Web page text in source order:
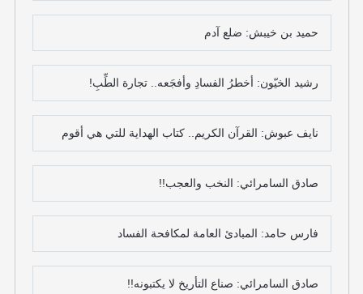
حميد بن خيبش: ضلع آدم
رشيد الخيّون: أخطرُ الفسادِ وأفجَعه.. تجارة الطِّبِ!
نايف عبوش: القرآن الكريم.. كتاب الهداية للتي هي أقوم
صادق السامرائي: النخب والعجب!!
فارس حامد: المبادئ العامة لمكافحة الفساد
صادق السامرائي: صناع التأريخ لا يكتبونه!!